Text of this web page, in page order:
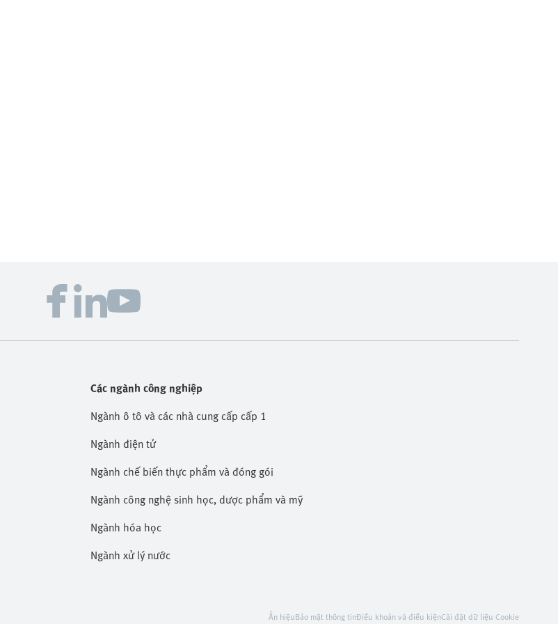
Các ngành công nghiệp
Ngành ô tô và các nhà cung cấp cấp 1
Ngành điện tử
Ngành chế biến thực phẩm và đóng gói
Ngành công nghệ sinh học, dược phẩm và mỹ phẩm
Ngành hóa học
Ngành xử lý nước
Ấn hiệuBảo mật thông tinĐiều khoản và điều kiệnCài đặt dữ liệu Cookie